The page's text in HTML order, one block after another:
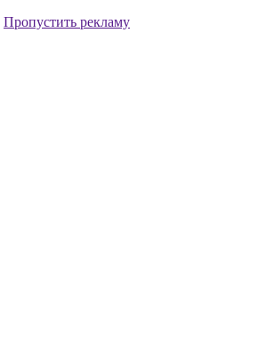
Пропустить рекламу